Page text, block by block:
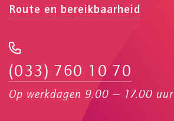
Route en bereikbaarheid
(033) 760 10 70
Op werkdagen 9.00 — 17.00 uur